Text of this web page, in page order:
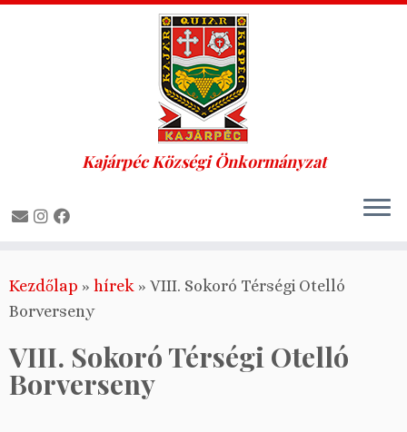
to
content
Kajárpéc Községi Önkormányzat
Kezdőlap » hírek » VIII. Sokoró Térségi Otelló
Borverseny
VIII. Sokoró Térségi Otelló
Borverseny